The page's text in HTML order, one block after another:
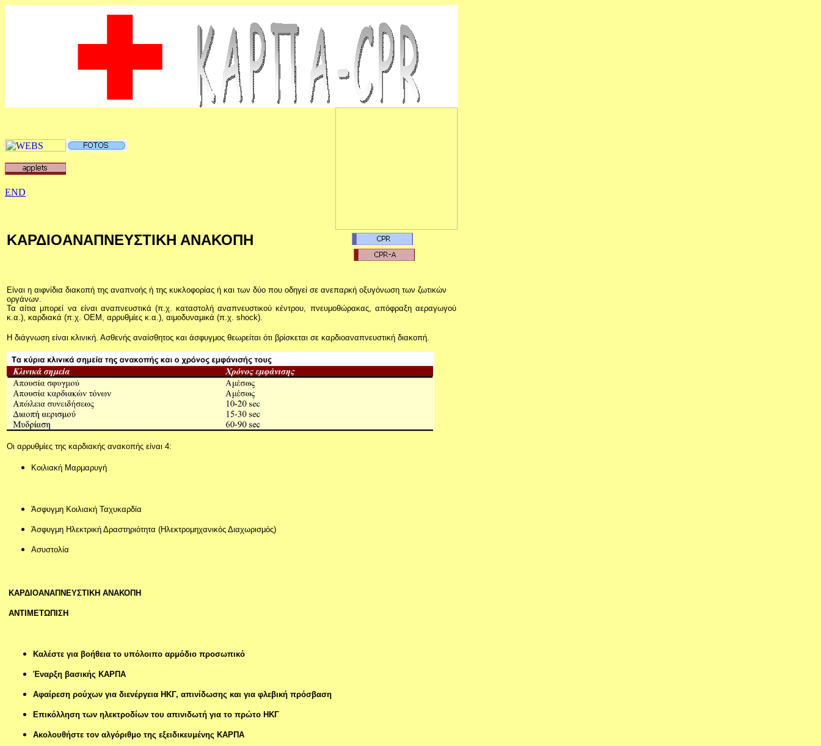
END
ΚΑΡΔΙOΑΝΑΠΝΕΥΣΤΙΚΗ ΑΝΑΚΟΠΗ
Είναι η αιφνίδια διακοπή της αναπνοής ή της κυκλοφορίας ή και των δύο που οδηγεί σε ανεπαρκή οξυγόνωση των ζωτικών
οργάνων.
Τα αίτια μπορεί να είναι αναπνευστικά (π.χ. καταστολή αναπνευστικού κέντρου, πνευμοθώρακας, απόφραξη αεραγωγού
κ.α.), καρδιακά (π.χ. ΟΕΜ, αρρυθμίες κ.α.), αιμοδυναμικά (π.χ. shock).
Η διάγνωση είναι κλινική. Ασθενής αναίσθητος και άσφυγμος θεωρείται ότι βρίσκεται σε καρδιοαναπνευστική διακοπή.
Οι αρρυθμίες της καρδιακής ανακοπής είναι 4:
Κοιλιακή Μαρμαρυγή
Άσφυγμη Κοιλιακή Ταχυκαρδία
Άσφυγμη Ηλεκτρική Δραστηριότητα (Ηλεκτρομηχανικός Διαχωρισμός)
Ασυστολία
ΚΑΡΔΙΟΑΝΑΠΝΕΥΣΤΙΚΗ ΑΝΑΚΟΠΗ
ΑΝΤΙΜΕΤΩΠΙΣΗ
Καλέστε για βοήθεια το υπόλοιπο αρμόδιο προσωπικό
Έναρξη βασικής ΚΑΡΠΑ
Αφαίρεση ρούχων για διενέργεια ΗΚΓ, απινίδωσης και για φλεβική πρόσβαση
Επικόλληση των ηλεκτροδίων του απινιδωτή για το πρώτο ΗΚΓ
Ακολουθήστε τον αλγόριθμο της εξειδικευμένης ΚΑΡΠΑ